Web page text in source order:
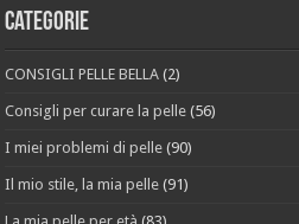
Categorie
CONSIGLI PELLE BELLA (2)
Consigli per curare la pelle (56)
I miei problemi di pelle (90)
Il mio stile, la mia pelle (91)